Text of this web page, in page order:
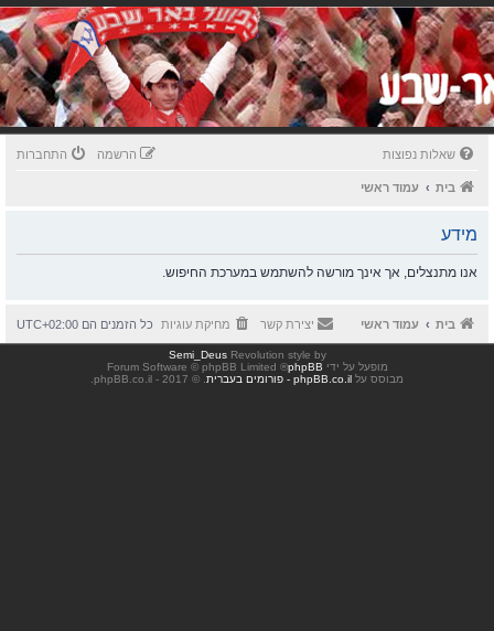
שאלות נפוצות התחברות הרשמה
בית עמוד ראשי
מידע
אנו מתנצלים, אך אינך מורשה להשתמש במערכת החיפוש.
בית עמוד ראשי כל הזמנים הם UTC+02:00 מחיקת עוגיות יצירת קשר
Revolution style by
Semi_Deus
מופעל על ידי phpBB
® Forum Software © phpBB Limited
מבוסס על phpBB.co.il - פורומים בעברית . © 2017 - phpBB.co.il.